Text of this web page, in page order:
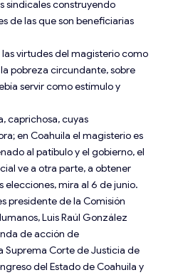
sindicales construyendo
de las que son beneficiarias
virtudes del magisterio como
pobreza circundante, sobre
servir como estímulo y
caprichosa, cuyas
en Coahuila el magisterio es
al patíbulo y el gobierno, el
ve a otra parte, a obtener
elecciones, mira al 6 de junio.
presidente de la Comisión
Luis Raúl González
de acción de
Corte de Justicia de
del Estado de Coahuila y